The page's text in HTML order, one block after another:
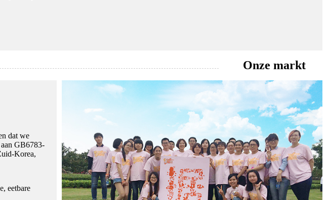
Onze markt
dat we
GB6783-
Korea,
eetbare